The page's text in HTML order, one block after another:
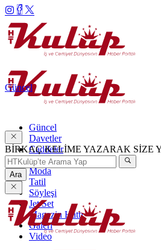
Güncel
Davetler
Caddeler
Haftanın Şıkları
Moda
Tatil
Söyleşi
Jet Set
Magazin Hattı
Galeri
Video
Güncel
BİRKAÇ KELİME YAZARAK SİZE
Ara